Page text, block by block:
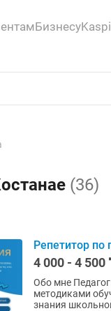
Бизнесу
(36)
Репетитор по
4 000 - 4 500
Обо мне Педагог с опытом преподавания географии и биологии, владеющий современными
методиками
знания